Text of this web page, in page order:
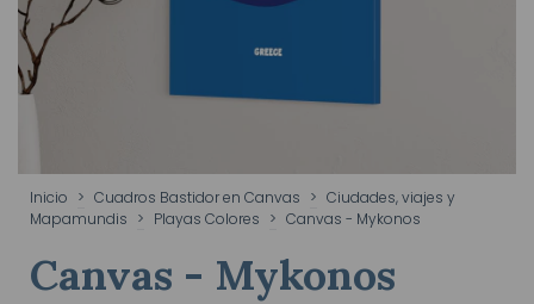
Inicio > Cuadros Bastidor en Canvas > Ciudades, viajes y
Mapamundis > Playas Colores > Canvas - Mykonos
Canvas - Mykonos